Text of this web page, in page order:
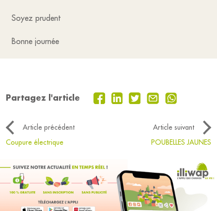
Soyez prudent
Bonne journée
Partagez l'article
Article précédent
Article suivant
Coupure électrique
POUBELLES JAUNES